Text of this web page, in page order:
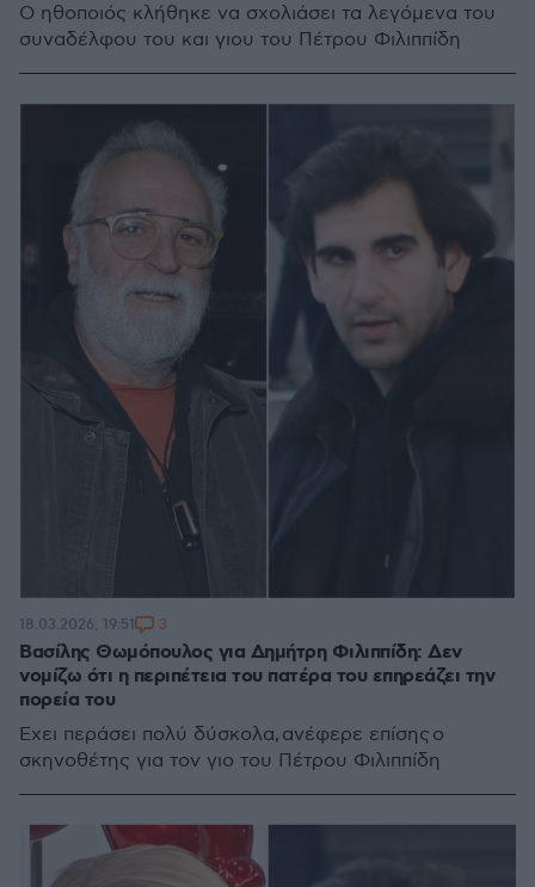
Ο ηθοποιός κλήθηκε να σχολιάσει τα λεγόμενα του
συναδέλφου του και γιου του Πέτρου Φιλιππίδη
Βασίλης Θωμόπουλος για Δημήτρη Φιλιππίδη: Δεν
νομίζω ότι η περιπέτεια του πατέρα του επηρεάζει την
πορεία του
Έχει περάσει πολύ δύσκολα, ανέφερε επίσης ο
σκηνοθέτης για τον γιο του Πέτρου Φιλιππίδη
18.03.2026, 19:51 3